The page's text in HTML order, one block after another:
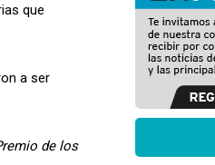
que
a ser
de los